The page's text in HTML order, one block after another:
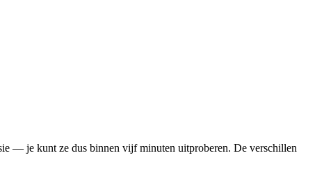
— je kunt ze dus binnen vijf minuten uitproberen. De verschillen